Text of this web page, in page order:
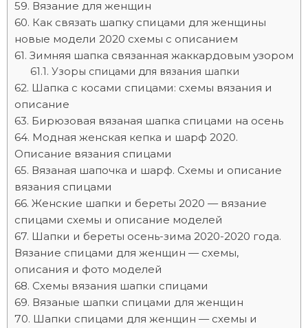
Вязание для женщин
Как связать шапку спицами для женщины
новые модели 2020 схемы с описанием
Зимняя шапка связанная жаккардовым узором
Узоры спицами для вязания шапки
Шапка с косами спицами: схемы вязания и
описание
Бирюзовая вязаная шапка спицами на осень
Модная женская кепка и шарф 2020.
Описание вязания спицами
Вязаная шапочка и шарф. Схемы и описание
вязания спицами
Женские шапки и береты 2020 — вязание
спицами схемы и описание моделей
Шапки и береты осень-зима 2020-2020 года.
Вязание спицами для женщин — схемы,
описания и фото моделей
Схемы вязания шапки спицами
Вязаные шапки спицами для женщин
Шапки спицами для женщин — схемы и